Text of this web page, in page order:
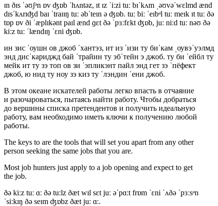
ɪn ðɪs ˈəʊʃᵊn ɒv ʤɒb ˈhʌntəz, ɪt ɪz ˈiːzi tuː bɪˈkʌm ˌəʊvəˈwɛlmd ænd
dɪsˈkʌrɪʤd baɪ ˈtraɪɪŋ tuː əbˈteɪn ə ʤɒb. tuː biː ˈeɪbᵊl tuː meɪk ɪt tuː ðə
tɒp ɒv ði ˈæplɪkənt paɪl ænd ɡɛt ðə ˈpɜːfɛkt ʤɒb, juː niːd tuː nəʊ ðə
kiːz tuː ˈlændɪŋ ˈɛni ʤɒb.
ин зис ˈоушн ов джоб ˈхантэз, ит из ˈизи ту биˈкам ˌоувэˈуэлмд
энд дисˈкариджд бай ˈтрайин ту эбˈтейн э джоб. ту би ˈейбл ту
мейк ит ту зэ топ ов зи ˈэпликэнт пайл энд гет зэ ˈпёфект
джоб, ю нид ту ноу зэ киз ту ˈлэндин ˈени джоб.
В этом океане искателей работы легко впасть в отчаяние
и разочароваться, пытаясь найти работу. Чтобы добраться
до вершины списка претендентов и получить идеальную
работу, вам необходимо иметь ключи к получению любой
работы.
The keys to are the tools that will set you apart from any other
person seeking the same jobs that you are.
Most job hunters just apply to a job opening and expect to get
the job.
ðə kiːz tuː ɑː ðə tuːlz ðæt wɪl sɛt juː əˈpɑːt frɒm ˈɛni ˈʌðə ˈpɜːsᵊn
ˈsiːkɪŋ ðə seɪm ʤɒbz ðæt juː ɑː.